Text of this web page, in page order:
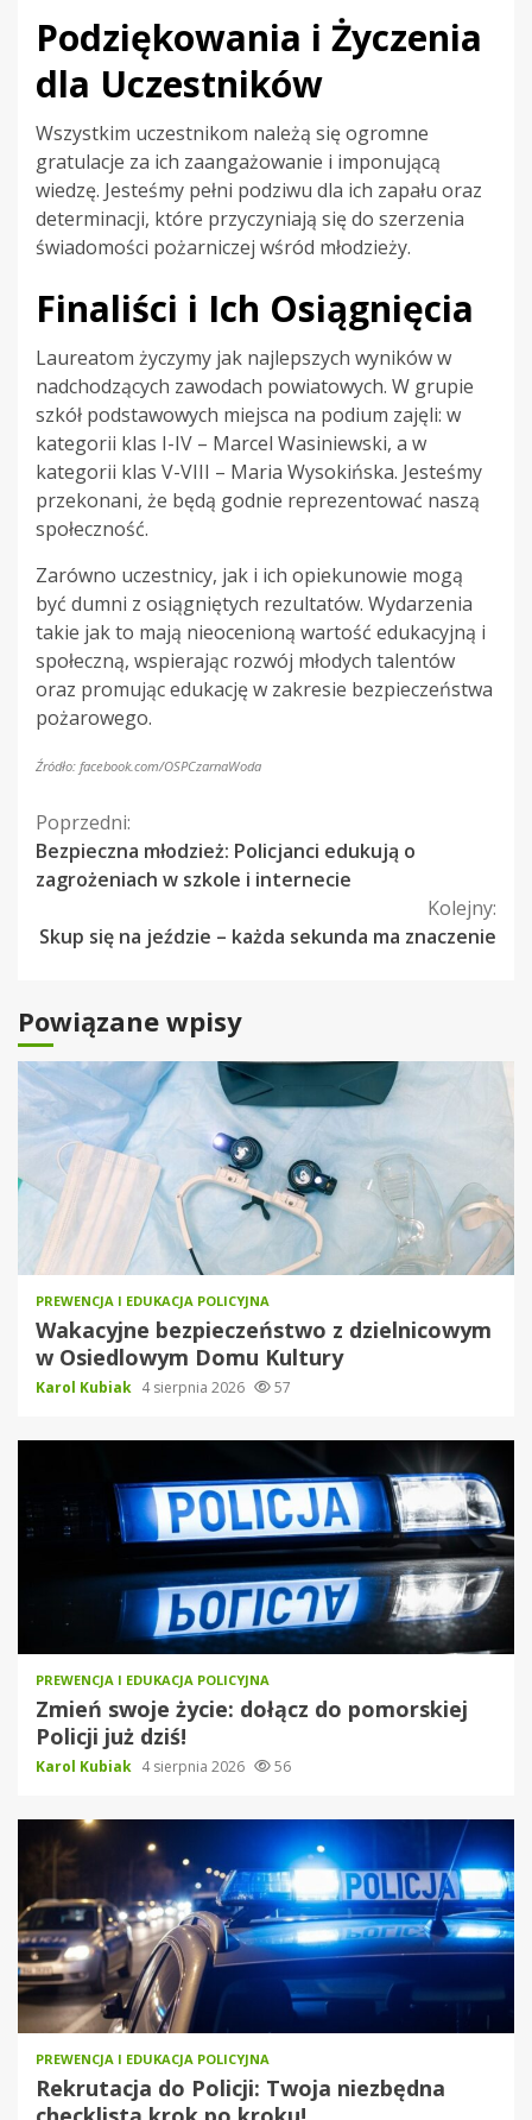
Podziękowania i Życzenia
dla Uczestników
Wszystkim uczestnikom należą się ogromne
gratulacje za ich zaangażowanie i imponującą
wiedzę. Jesteśmy pełni podziwu dla ich zapału oraz
determinacji, które przyczyniają się do szerzenia
świadomości pożarniczej wśród młodzieży.
Finaliści i Ich Osiągnięcia
Laureatom życzymy jak najlepszych wyników w
nadchodzących zawodach powiatowych. W grupie
szkół podstawowych miejsca na podium zajęli: w
kategorii klas I-IV – Marcel Wasiniewski, a w
kategorii klas V-VIII – Maria Wysokińska. Jesteśmy
przekonani, że będą godnie reprezentować naszą
społeczność.
Zarówno uczestnicy, jak i ich opiekunowie mogą
być dumni z osiągniętych rezultatów. Wydarzenia
takie jak to mają nieocenioną wartość edukacyjną i
społeczną, wspierając rozwój młodych talentów
oraz promując edukację w zakresie bezpieczeństwa
pożarowego.
Źródło: facebook.com/OSPCzarnaWoda
Kontynuuj
czytanie
Poprzedni:
Bezpieczna młodzież: Policjanci edukują o
zagrożeniach w szkole i internecie
Kolejny:
Skup się na jeździe – każda sekunda ma znaczenie
Powiązane wpisy
PREWENCJA I EDUKACJA POLICYJNA
Wakacyjne bezpieczeństwo z dzielnicowym
w Osiedlowym Domu Kultury
Karol Kubiak 4 sierpnia 2026 57
PREWENCJA I EDUKACJA POLICYJNA
Zmień swoje życie: dołącz do pomorskiej
Policji już dziś!
Karol Kubiak 4 sierpnia 2026 56
PREWENCJA I EDUKACJA POLICYJNA
Rekrutacja do Policji: Twoja niezbędna